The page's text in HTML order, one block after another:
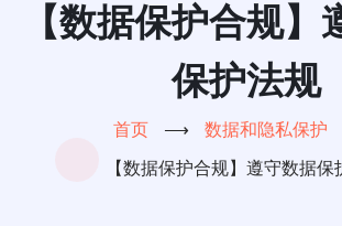
【数据保护合规】
保护法规
首页 ⟶ 数据和隐私保护
【数据保护合规】遵守数据保